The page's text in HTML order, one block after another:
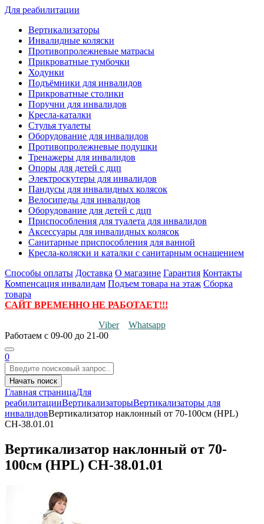
Для реабилитации
Вертикализаторы
Инвалидные коляски
Противопролежневые матрасы
Прикроватные тумбочки
Ходунки
Подъёмники для инвалидов
Прикроватные столики
Поручни для инвалидов
Кресла-каталки
Стулья туалеты
Оборудование для инвалидов
Противопролежневые подушки
Тренажеры для инвалидов
Опоры для детей с дцп
Электроскутеры для инвалидов
Пандусы для инвалидных колясок
Велосипеды для инвалидов
Оборудование для детей с дцп
Приспособления для туалета для инвалидов
Аксессуары для инвалидных колясок
Санитарные приспособления для ванной
Кресла-коляски и каталки с санитарным оснащением
Способы оплаты Доставка О магазине Гарантия Контакты
Компенсация инвалидам Подъем товара на этаж Сборка
товара
САЙТ ВРЕМЕННО НЕ РАБОТАЕТ!!!
Viber
Whatsapp
Работаем с 09-00 до 21-00
0
Начать поиск
Главная страницаДля
реабилитацииВертикализаторыВертикализаторы для
инвалидовВертикализатор наклонный от 70-100см (HPL)
СН-38.01.01
Вертикализатор наклонный от 70-
100см (HPL) СН-38.01.01